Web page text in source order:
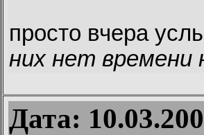
просто вчера
них нет времени
Дата: